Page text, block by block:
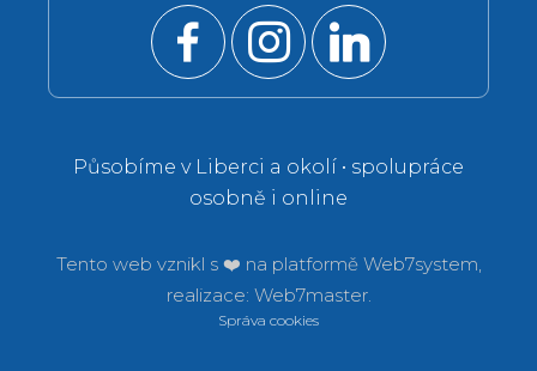
Působíme v Liberci a okolí • spolupráce
osobně i online
Tento web vznikl s ❤️ na platformě Web7system,
realizace: Web7master.
Správa cookies